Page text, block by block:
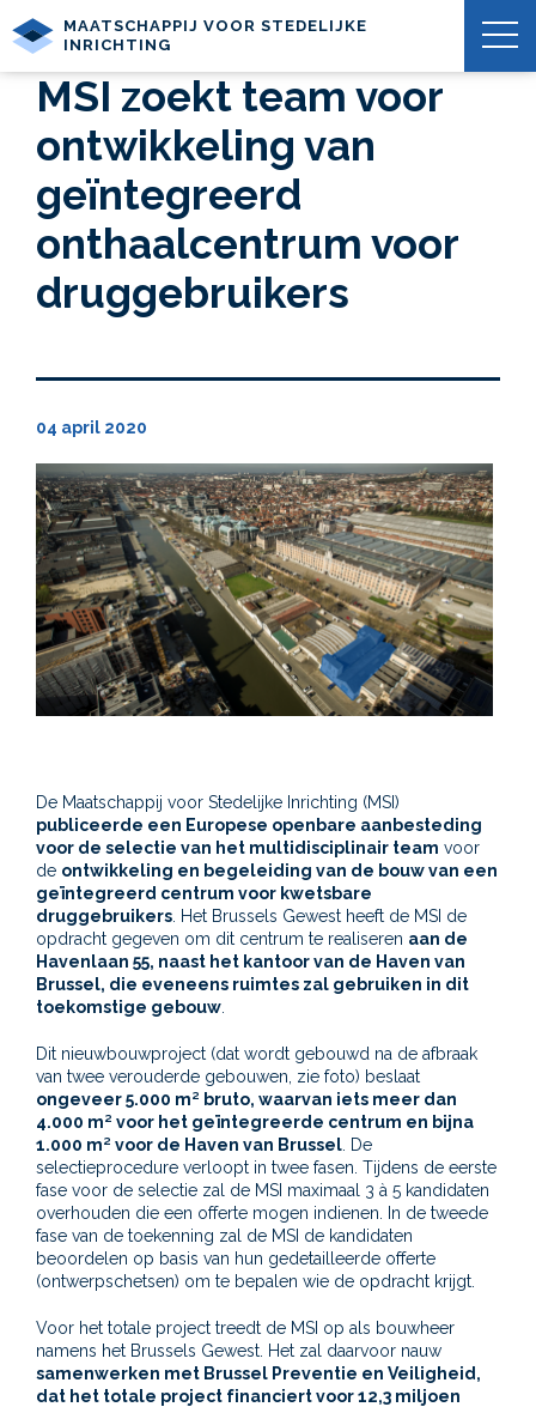
MAATSCHAPPIJ VOOR STEDELIJKE
INRICHTING
MSI zoekt team voor
ontwikkeling van
geïntegreerd
onthaalcentrum voor
druggebruikers
04 april 2020
De Maatschappij voor Stedelijke Inrichting (MSI)
publiceerde een Europese openbare aanbesteding
voor de selectie van het multidisciplinair team voor
de ontwikkeling en begeleiding van de bouw van een
geïntegreerd centrum voor kwetsbare
druggebruikers . Het Brussels Gewest heeft de MSI de
opdracht gegeven om dit centrum te realiseren aan de
Havenlaan 55, naast het kantoor van de Haven van
Brussel, die eveneens ruimtes zal gebruiken in dit
toekomstige gebouw
Dit nieuwbouwproject (dat wordt gebouwd na de afbraak
van twee verouderde gebouwen, zie foto) beslaat
ongeveer 5.000 m² bruto, waarvan iets meer dan
4.000 m² voor het geïntegreerde centrum en bijna
1.000 m² voor de Haven van Brussel . De
selectieprocedure verloopt in twee fasen. Tijdens de eerste
fase voor de selectie zal de MSI maximaal 3 à 5 kandidaten
overhouden die een offerte mogen indienen. In de tweede
fase van de toekenning zal de MSI de kandidaten
beoordelen op basis van hun gedetailleerde offerte
(ontwerpschetsen) om te bepalen wie de opdracht krijgt.
Voor het totale project treedt de MSI op als bouwheer
namens het Brussels Gewest. Het zal daarvoor nauw
samenwerken met Brussel Preventie en Veiligheid,
dat het totale project financiert voor 12,3 miljoen